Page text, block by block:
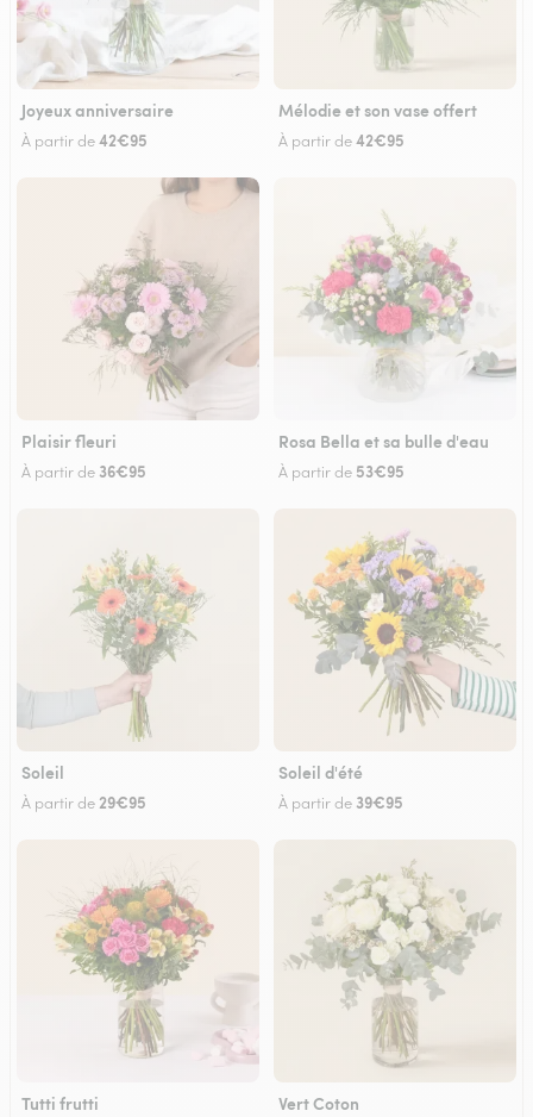
Joyeux anniversaire
À partir de42€95
Mélodie et son vase offert
À partir de42€95
Plaisir fleuri
À partir de 36€95
Rosa Bella et sa bulle d'eau
À partir de 53€95
Soleil
À partir de 29€95
Soleil d'été
À partir de 39€95
Tutti frutti Vert Coton